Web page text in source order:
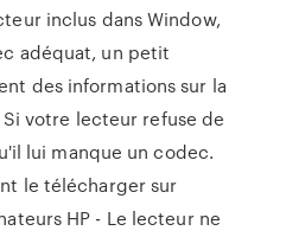
inclus dans Window,
adéquat, un petit
des informations sur la
votre lecteur refuse de
lui manque un codec.
le télécharger sur
HP - Le lecteur ne